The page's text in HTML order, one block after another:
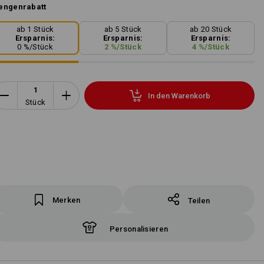
ab 1 Stück
Ersparnis:
0 %/Stück
ab 5 Stück
Ersparnis:
2 %/Stück
ab 20 Stück
Ersparnis:
4 %/Stück
Stück
In den Warenkorb
Merken Teilen
Personalisieren